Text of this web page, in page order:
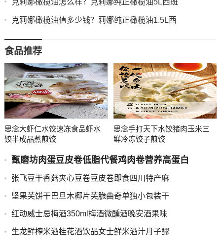
克莉娜橄榄油怎么样？克莉娜纯正橄榄油5L西班
克莉娜橄榄油值多少钱？莉娜纯正橄榄油1.5L西
食品推荐
思念大虾仁水饺速冻食品虾水
饺半成品蒸煎饺
思念手打天下水饺猪肉玉米三
鲜冷冻饺子煎饺
甄磨坊肉蛋豆皮卷低脂代餐鸡肉卷营养高蛋白
张飞豆干香菇夹心豆卷豆皮卷即食四川特产麻
坚果芙饼干巴旦木椰片芙脆曲奇单独小包装干
红动威士忌梅酒350ml梅酒微醺酒晚安酒果味
生龙鲜榨米酒桂花酒饮品女士鲜米酒汁月子醪